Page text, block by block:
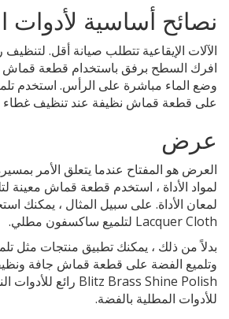
نصائح أساسية لأدوات
الآلات الإيقاعية تتطلب صيانة أقل.
افرك السطح برفق باستخدام قطعة قماش
وضع الماء مباشرة على الرأس. استخدم
على قطعة قماش نظيفة عند تنظيف غطاء
عرض
العرض هو المفتاح عندما يتعلق الأمر
لمواد الأداة ، استخدم قطعة قماش معينة
Lacquer Cloth لتلميع ساكسفون مطلي.
بدلاً من ذلك ، يمكنك تطبيق منتجات مثل
وتلميع الفضة على قطعة قماش جافة
للأدوات المطلية بالفضة.